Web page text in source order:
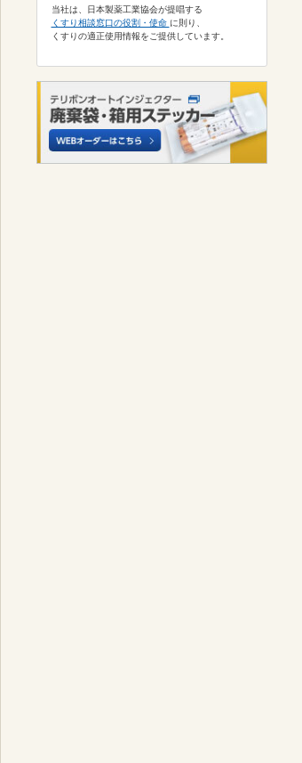
当社は、日本製薬工業協会が提唱する
くすり相談窓口の役割・使命 に則り、
くすりの適正使用情報をご提供しています。